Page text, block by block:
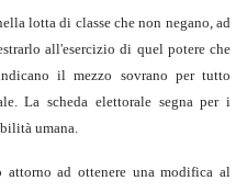
lotta di classe che non negano, ad
all'esercizio di quel potere che
il mezzo sovrano per tutto
La scheda elettorale segna per i
umana.
ad ottenere una modifica al